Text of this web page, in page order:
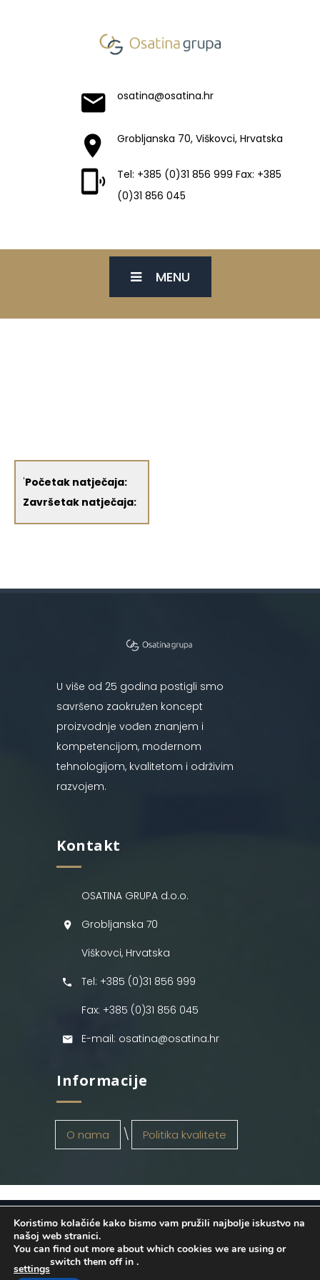
osatina@osatina.hr
Grobljanska 70, Viškovci, Hrvatska
Tel: +385 (0)31 856 999 Fax: +385
(0)31 856 045
MENU
'Početak natječaja:
Završetak natječaja:
U više od 25 godina postigli smo
savršeno zaokružen koncept
proizvodnje vođen znanjem i
kompetencijom, modernom
tehnologijom, kvalitetom i održivim
razvojem.
Kontakt
OSATINA GRUPA d.o.o.
Grobljanska 70
Viškovci, Hrvatska
Tel: +385 (0)31 856 999
Fax: +385 (0)31 856 045
E-mail: osatina@osatina.hr
Informacije
O nama Politika kvalitete
OSATINA GRUPA d.o.o. 2026
. Configured
byINFOS Osijek. Sva prava pridržana.
Koristimo kolačiće kako bismo vam pružili najbolje iskustvo na
našoj web stranici.
You can find out more about which cookies we are using or
switch them off in
settings
.